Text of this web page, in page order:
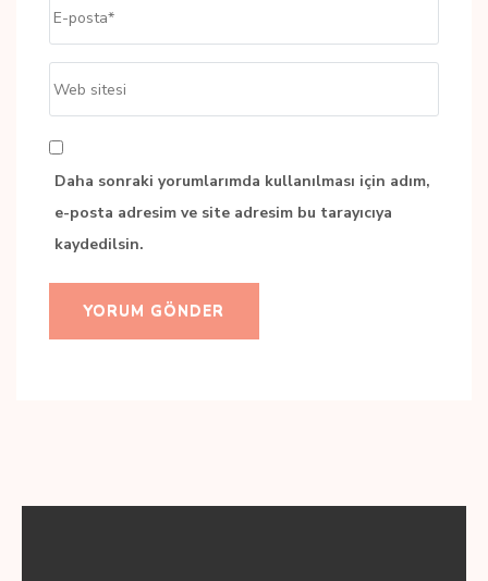
posta
sitesi
Daha sonraki yorumlarımda kullanılması için adım,
e-posta adresim ve site adresim bu tarayıcıya
kaydedilsin.